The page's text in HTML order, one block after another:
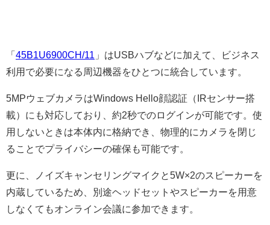
「 45B1U6900CH/11
」はUSBハブなどに加えて、ビジネス
利用で必要になる周辺機器をひとつに統合しています。
5MPウェブカメラはWindows Hello顔認証（IRセンサー搭
載）にも対応しており、約2秒でのログインが可能です。使
用しないときは本体内に格納でき、物理的にカメラを閉じ
ることでプライバシーの確保も可能です。
更に、ノイズキャンセリングマイクと5W×2のスピーカーを
内蔵しているため、別途ヘッドセットやスピーカーを用意
しなくてもオンライン会議に参加できます。